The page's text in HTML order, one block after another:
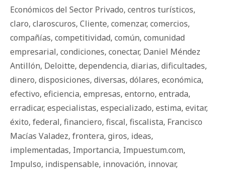
Económicos del Sector Privado, centros turísticos,
claro, claroscuros, Cliente, comenzar, comercios,
compañías, competitividad, común, comunidad
empresarial, condiciones, conectar, Daniel Méndez
Antillón, Deloitte, dependencia, diarias, dificultades,
dinero, disposiciones, diversas, dólares, económica,
efectivo, eficiencia, empresas, entorno, entrada,
erradicar, especialistas, especializado, estima, evitar,
éxito, federal, financiero, fiscal, fiscalista, Francisco
Macías Valadez, frontera, giros, ideas,
implementadas, Importancia, Impuestum.com,
Impulso, indispensable, innovación, innovar,